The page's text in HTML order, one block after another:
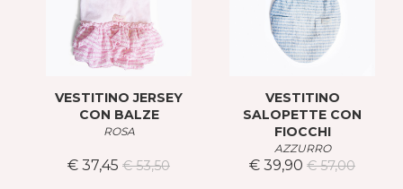
VESTITINO JERSEY
CON BALZE
ROSA
€ 37,45 € 53,50
VESTITINO
SALOPETTE CON
FIOCCHI
AZZURRO
€ 39,90 € 57,00